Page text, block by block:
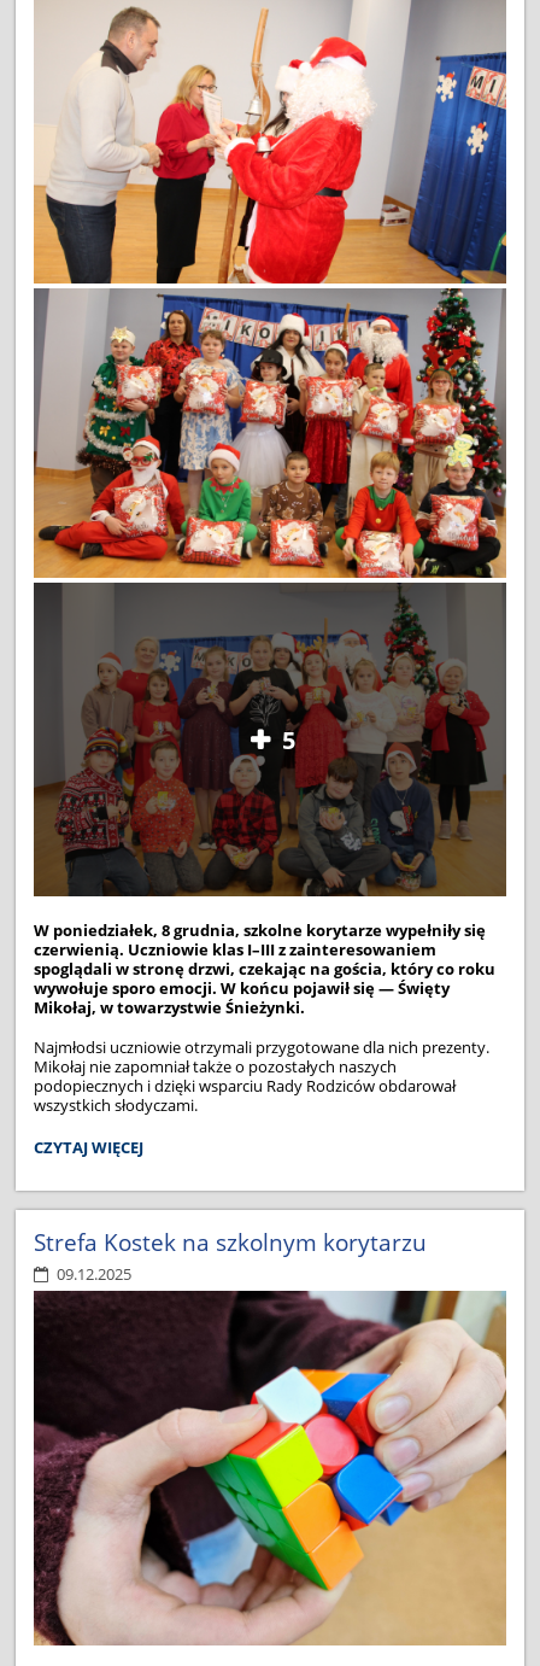
5
W poniedziałek, 8 grudnia, szkolne korytarze wypełniły się
czerwienią. Uczniowie klas I–III z zainteresowaniem
spoglądali w stronę drzwi, czekając na gościa, który co roku
wywołuje sporo emocji. W końcu pojawił się — Święty
Mikołaj, w towarzystwie Śnieżynki.
Najmłodsi uczniowie otrzymali przygotowane dla nich prezenty.
Mikołaj nie zapomniał także o pozostałych naszych
podopiecznych i dzięki wsparciu Rady Rodziców obdarował
wszystkich słodyczami.
HURA,
CZYTAJ WIĘCEJ
Strefa Kostek na szkolnym korytarzu
09.12.2025